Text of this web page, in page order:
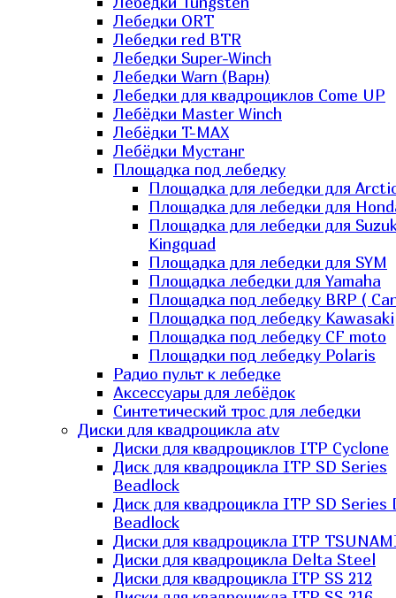
Лебедки ORT
Лебедки red BTR
Лебедки Super-Winch
Лебедки Warn (Варн)
Лебедки для квадроциклов Come UP
Лебёдки Master Winch
Лебёдки T-MAX
Лебёдки Мустанг
Площадка под лебедку
Площадка для лебедки для
Площадка для лебедки для
Площадка для лебедки для
Kingquad
Площадка для лебедки для SYM
Площадка лебедки для Yamaha
Площадка под лебедку BRP (
Площадка под лебедку Kawasaki
Площадка под лебедку СF moto
Площадки под лебедку Polaris
Радио пульт к лебедке
Аксессуары для лебёдок
Синтетический трос для лебедки
Диски для квадроцикла atv
Диски для квадроциклов ITP Cyclone
Диск для квадроцикла ITP SD Series
Beadlock
Диск для квадроцикла ITP SD Series
Beadlock
Диски для квадроцикла ITP
Диски для квадроцикла Delta Steel
Диски для квадроцикла ITP SS 212